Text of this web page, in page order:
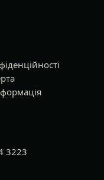
3223